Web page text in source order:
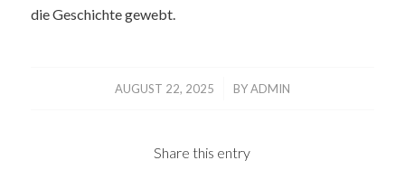
die Geschichte gewebt.
AUGUST 22, 2025
/ BYADMIN
Share this entry